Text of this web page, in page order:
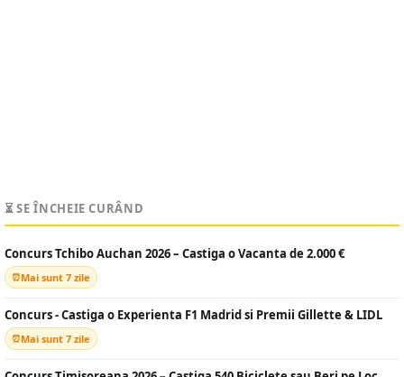
⏳ SE ÎNCHEIE CURÂND
Concurs Tchibo Auchan 2026 – Castiga o Vacanta de 2.000 €
Mai sunt 7 zile
Concurs - Castiga o Experienta F1 Madrid si Premii Gillette & LIDL
Mai sunt 7 zile